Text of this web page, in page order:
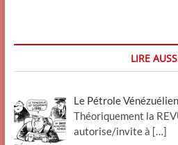
LIRE
Le Pétrole Vénézuélien
Théoriquement la
autorise/invite à […]